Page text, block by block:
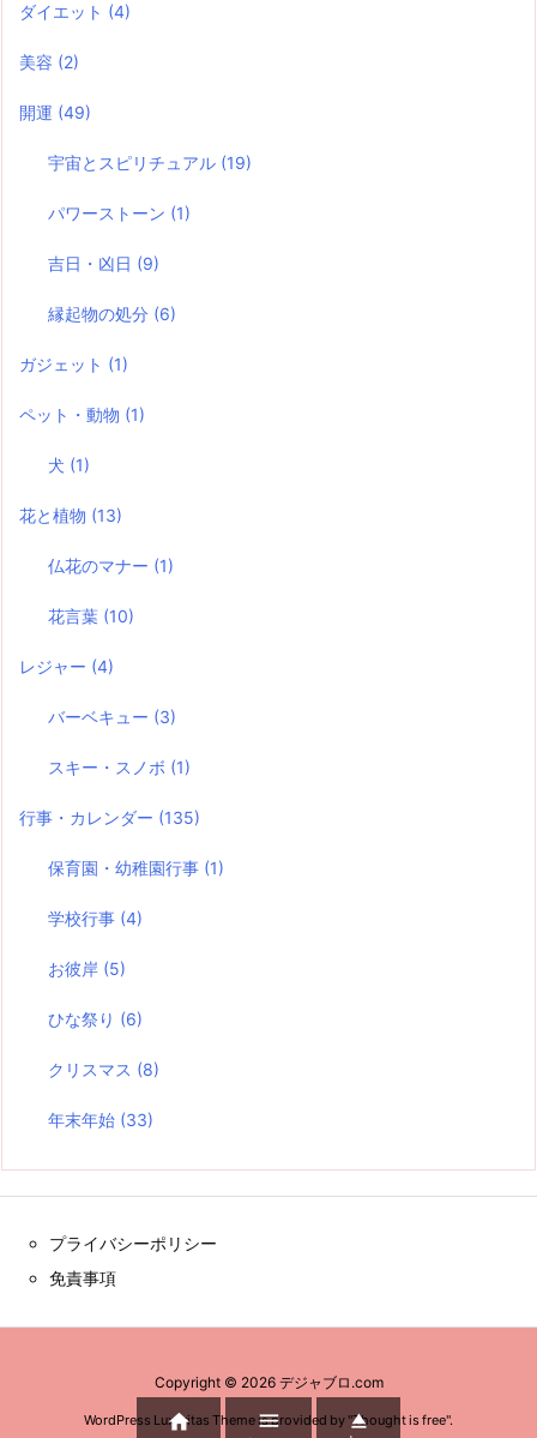
ダイエット (4)
美容 (2)
開運 (49)
宇宙とスピリチュアル (19)
パワーストーン (1)
吉日・凶日 (9)
縁起物の処分 (6)
ガジェット (1)
ペット・動物 (1)
犬 (1)
花と植物 (13)
仏花のマナー (1)
花言葉 (10)
レジャー (4)
バーベキュー (3)
スキー・スノボ (1)
行事・カレンダー (135)
保育園・幼稚園行事 (1)
学校行事 (4)
お彼岸 (5)
ひな祭り (6)
クリスマス (8)
年末年始 (33)
プライバシーポリシー
免責事項
Copyright © 2026 デジャブロ.com
WordPress Luxeritas Theme is provided by "Thought is free".
  